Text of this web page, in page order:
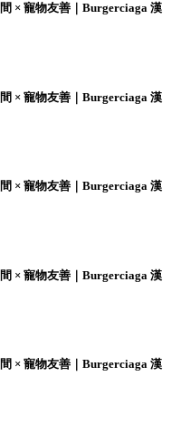
× 寵物友善｜Burgerciaga 漢
× 寵物友善｜Burgerciaga 漢
× 寵物友善｜Burgerciaga 漢
× 寵物友善｜Burgerciaga 漢
× 寵物友善｜Burgerciaga 漢